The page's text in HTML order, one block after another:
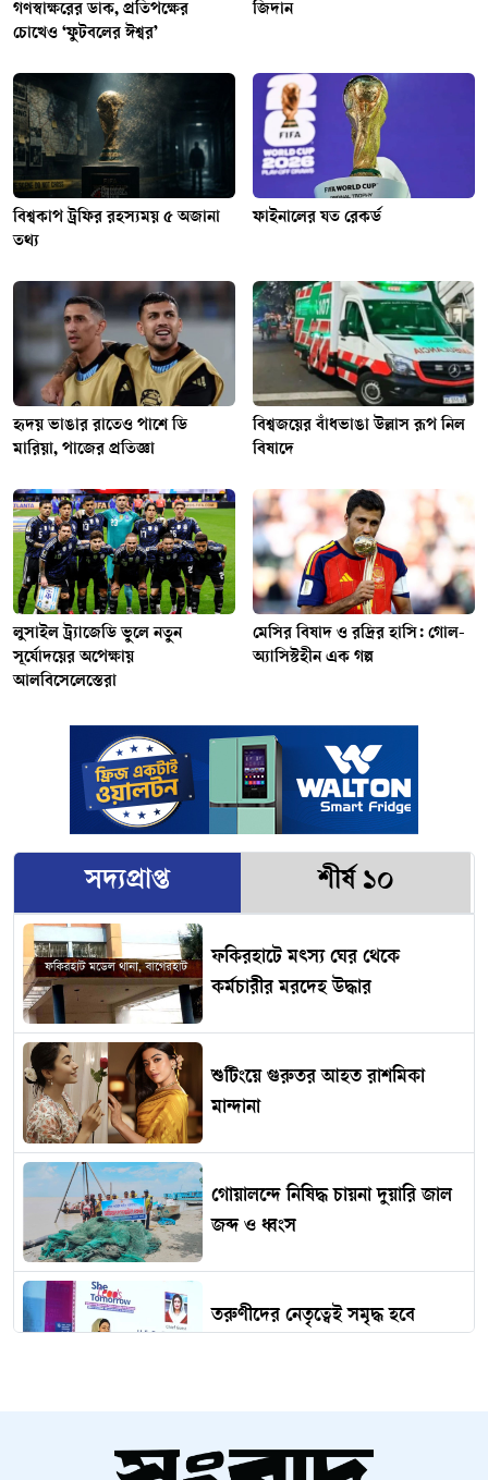
গণস্বাক্ষরের ডাক, প্রতিপক্ষের
চোখেও ‘ফুটবলের ঈশ্বর’
জিদান
বিশ্বকাপ ট্রফির রহস্যময় ৫ অজানা
তথ্য
ফাইনালের যত রেকর্ড
হৃদয় ভাঙার রাতেও পাশে ডি
মারিয়া, পাজের প্রতিজ্ঞা
বিশ্বজয়ের বাঁধভাঙা উল্লাস রূপ নিল
বিষাদে
লুসাইল ট্র্যাজেডি ভুলে নতুন
সূর্যোদয়ের অপেক্ষায়
আলবিসেলেস্তেরা
মেসির বিষাদ ও রদ্রির হাসি: গোল-
অ্যাসিস্টহীন এক গল্প
সদ্যপ্রাপ্ত শীর্ষ ১০
ফকিরহাটে মৎস্য ঘের থেকে
কর্মচারীর মরদেহ উদ্ধার
শুটিংয়ে গুরুতর আহত রাশমিকা
মান্দানা
গোয়ালন্দে নিষিদ্ধ চায়না দুয়ারি জাল
জব্দ ও ধ্বংস
তরুণীদের নেতৃত্বেই সমৃদ্ধ হবে
ঘোর সংশয়